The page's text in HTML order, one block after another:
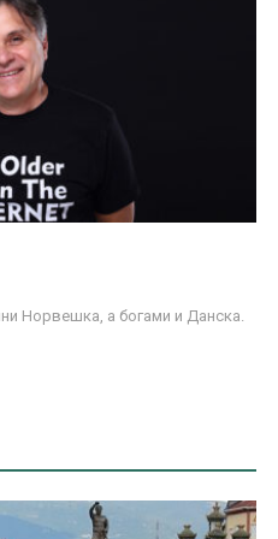
Норвешка, а богами и Данска.